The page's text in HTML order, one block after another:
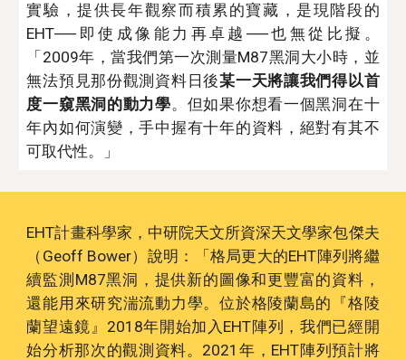
實驗，提供長年觀察而積累的寶藏，是現階段的
EHT──即使成像能力再卓越──也無從比擬 。
「2009年，當我們第一次測量M87黑洞大小時，並
無法預見那份觀測資料日後某一天將讓我們得以首
度一窺黑洞的動力學。但如果你想看一個黑洞在十
年內如何演變，手中握有十年的資料，絕對有其不
可取代性。」
EHT計畫科學家，中研院天文所資深天文學家包傑夫
（Geoff Bower）說明：「格局更大的EHT陣列將繼
續監測M87黑洞，提供新的圖像和更豐富的資料，
還能用來研究湍流動力學。位於格陵蘭島的『格陵
蘭望遠鏡』2018年開始加入EHT陣列，我們已經開
始分析那次的觀測資料。2021年，EHT陣列預計將